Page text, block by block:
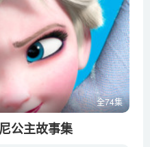
全74集
公主故事集